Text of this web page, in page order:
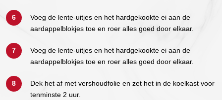
Voeg de lente-uitjes en het hardgekookte ei aan de
aardappelblokjes toe en roer alles goed door elkaar.
Voeg de lente-uitjes en het hardgekookte ei aan de
aardappelblokjes toe en roer alles goed door elkaar.
Dek het af met vershoudfolie en zet het in de koelkast voor
tenminste 2 uur.